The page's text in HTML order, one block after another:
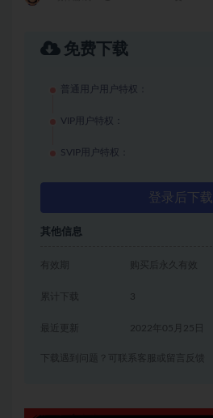
免费下载
普通用户用户特权：
VIP用户特权：
SVIP用户特权：
登录后下载
其他信息
有效期 购买后永久有效
累计下载 3
2022年05月25日
下载遇到问题？可联系客服或留言反馈